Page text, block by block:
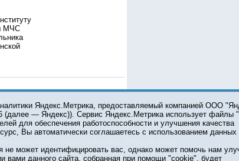
МЧС
Тюмень Медиа. При использовании материалов ссылка
при финансовой поддержке правительства Тюменской
регистрации СМИ ЭЛ №ФС 77-67413 от 13.10.2016 выдано
Яндекс.Метрика, предоставляемый компанией ООО
(далее — Яндекс)). Сервис Яндекс.Метрика использует файлы
для обеспечения работоспособности и улучшения качества
Вы автоматически соглашаетесь с использованием данных
может идентифицировать вас, однако может помочь нам
вами данного сайта, собранная при помощи "cookie", будет